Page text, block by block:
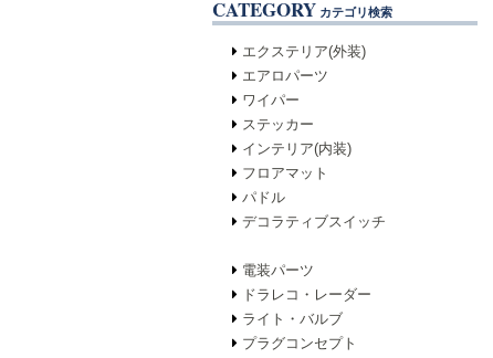
CATEGORY カテゴリ検索
エクステリア(外装)
エアロパーツ
ワイパー
ステッカー
インテリア(内装)
フロアマット
パドル
デコラティブスイッチ
電装パーツ
ドラレコ・レーダー
ライト・バルブ
プラグコンセプト